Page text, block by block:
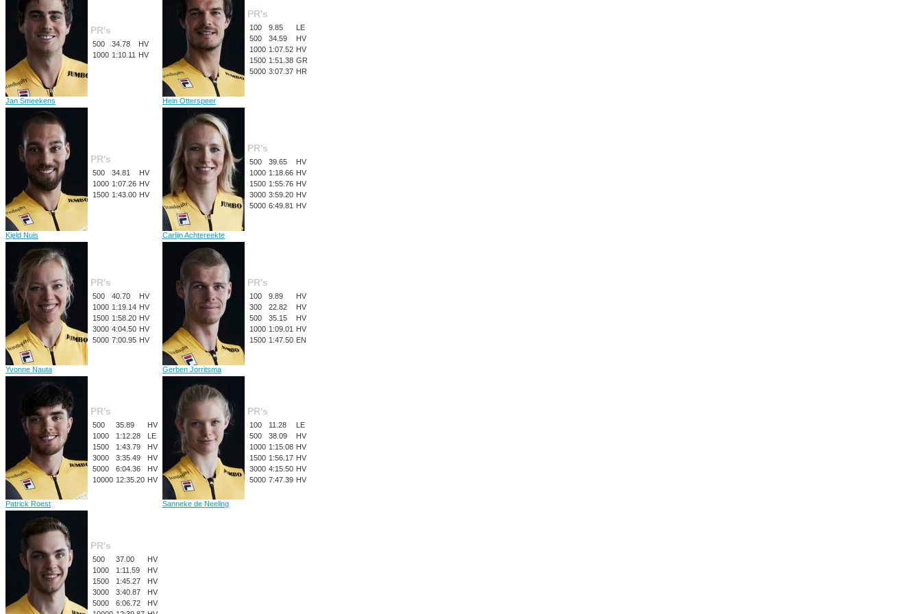
Jan Smeekens
PR's
500 34.78
HV
1000 1:10.11 HV
Hein Otterspeer
PR's
100 9.85
LE
500
34.59
HV
1000 1:07.52 HV
1500 1:51.38 GR
5000 3:07.37 HR
Kjeld Nuis
PR's
500 34.81
HV
1000 1:07.26 HV
1500 1:43.00 HV
Carlijn Achtereekte
PR's
500 39.65
HV
1000 1:18.66 HV
1500 1:55.76 HV
3000 3:59.20 HV
5000 6:49.81 HV
Yvonne Nauta
PR's
500 40.70
HV
1000 1:19.14 HV
1500 1:58.20 HV
3000 4:04.50 HV
5000 7:00.95 HV
Gerben Jorritsma
PR's
100 9.89
HV
300
22.82
HV
500
35.15
HV
1000 1:09.01 HV
1500 1:47.50 EN
Patrick Roest
PR's
500 35.89
HV
1000
1:12.28
LE
1500
1:43.79
HV
3000
3:35.49
HV
5000
6:04.36
HV
10000 12:35.20 HV
Sanneke de Neeling
PR's
100 11.28
LE
500
38.09
HV
1000 1:15.08 HV
1500 1:56.17 HV
3000 4:15.50 HV
5000 7:47.39 HV
PR's
500 37.00
HV
1000
1:11.59
HV
1500
1:45.27
HV
3000
3:40.87
HV
5000
6:06.72
HV